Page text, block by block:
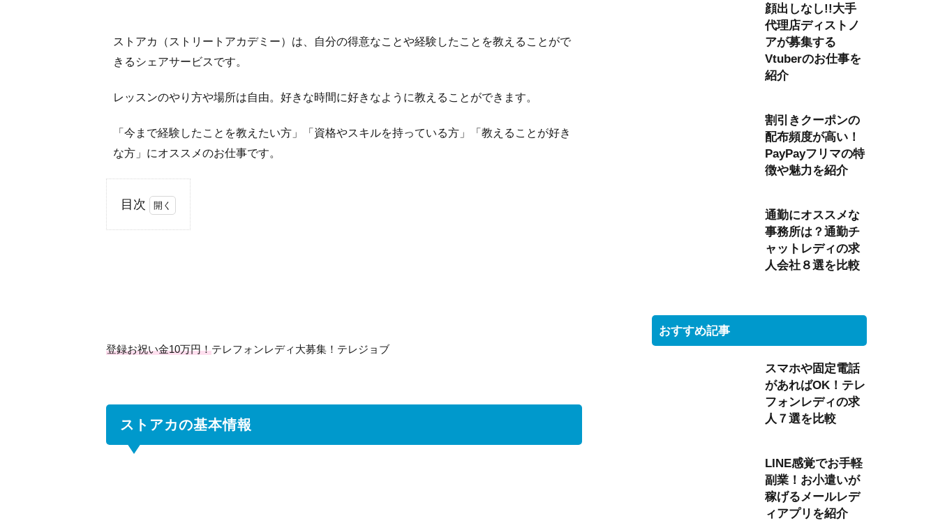
ストアカ（ストリートアカデミー）は、自分の得意なことや経験したことを教えることがで
きるシェアサービスです。
レッスンのやり方や場所は自由。好きな時間に好きなように教えることができます。
「今まで経験したことを教えたい方」「資格やスキルを持っている方」「教えることが好き
な方」にオススメのお仕事です。
目次
情
ト
ア
登録お祝い金10万円！テレフォンレディ大募集！テレジョブ
ストアカの基本情報
顔出しなし!!大手
代理店ディストノ
アが募集する
Vtuberのお仕事を
紹介
割引きクーポンの
配布頻度が高い！
PayPayフリマの特
徴や魅力を紹介
通勤にオススメな
事務所は？通勤チ
ャットレディの求
人会社８選を比較
おすすめ記事
スマホや固定電話
があればOK！テレ
フォンレディの求
人７選を比較
LINE感覚でお手軽
副業！お小遣いが
稼げるメールレデ
ィアプリを紹介